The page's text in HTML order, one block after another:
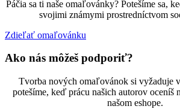
Páčia sa ti naše omaľovánky? Potešíme sa,
svojimi známymi prostredníctvom
Zdieľať omaľovánku
Ako nás môžeš podporiť?
Tvorba nových omaľovánok si vyžaduje
potešíme, keď prácu našich autorov oceníš
našom eshope.